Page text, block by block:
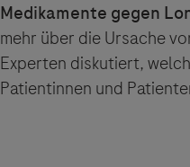
Medikamente gegen
mehr über die Ursache
Experten diskutiert,
Patientinnen und